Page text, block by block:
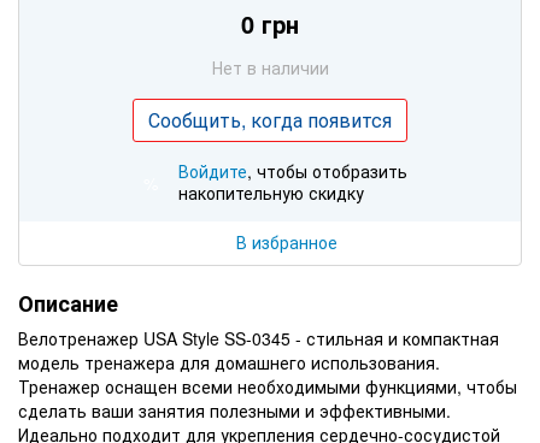
0 грн
Нет в наличии
Сообщить, когда появится
Войдите, чтобы отобразить
накопительную скидку
В избранное
Описание
Велотренажер USA Style SS-0345 - стильная и компактная
модель тренажера для домашнего использования.
Тренажер оснащен всеми необходимыми функциями, чтобы
сделать ваши занятия полезными и эффективными.
Идеально подходит для укрепления сердечно-сосудистой